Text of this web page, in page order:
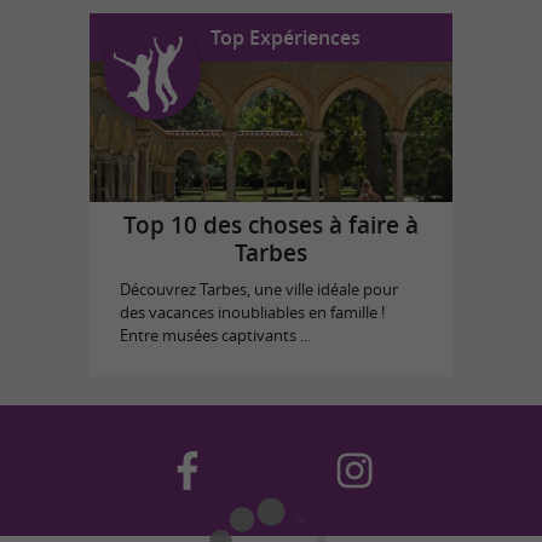
Top Expériences
Top 10 des choses à faire à
Tarbes
Découvrez Tarbes, une ville idéale pour
des vacances inoubliables en famille !
Entre musées captivants ...